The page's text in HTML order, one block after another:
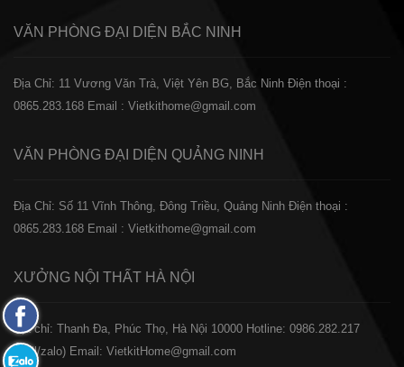
VĂN PHÒNG ĐẠI DIỆN BẮC NINH
Địa Chỉ: 11 Vương Văn Trà, Việt Yên BG, Bắc Ninh Điện thoại :
0865.283.168 Email : Vietkithome@gmail.com
VĂN PHÒNG ĐẠI DIỆN QUẢNG NINH
Địa Chỉ: Số 11 Vĩnh Thông, Đông Triều, Quảng Ninh Điện thoại :
0865.283.168 Email : Vietkithome@gmail.com
XƯỞNG NỘI THẤT HÀ NỘI
️Địa chỉ: Thanh Đa, Phúc Thọ, Hà Nội 10000 Hotline: 0986.282.217
(Call/zalo) Email: VietkitHome@gmail.com
Fanpage
Facebook
Zalo: